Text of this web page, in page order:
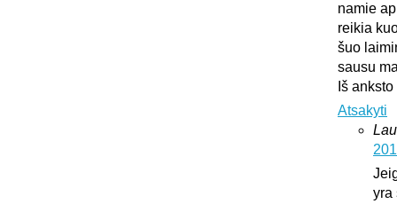
namie
reikia
šuo
sausu
Iš
Atsakyti
yra